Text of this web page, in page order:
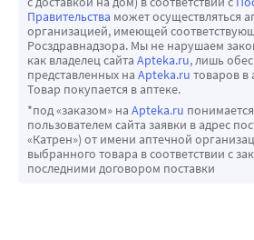
Правительства может осуществляться
организацией, имеющей
Росздравнадзора. Мы не нарушаем
как владелец сайта Apteka.ru, лишь
представленных на Apteka.ru товаров в
Товар покупается в аптеке.
*под «заказом» на Apteka.ru
пользователем сайта заявки в адрес
«Катрен») от имени аптечной
выбранного товара в соответствии с
последними договором поставки